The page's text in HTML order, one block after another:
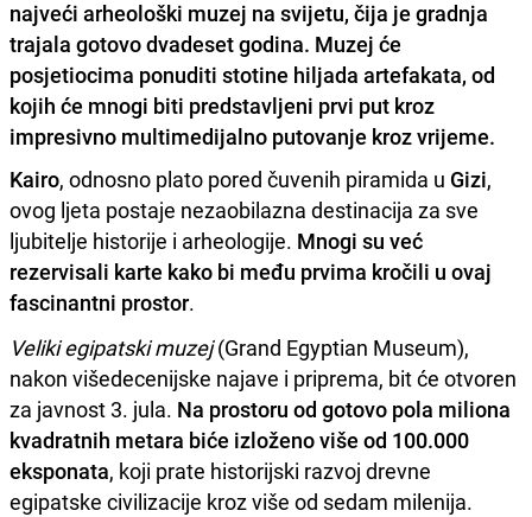
najveći arheološki muzej na svijetu, čija je gradnja
trajala gotovo dvadeset godina. Muzej će
posjetiocima ponuditi stotine hiljada artefakata, od
kojih će mnogi biti predstavljeni prvi put kroz
impresivno multimedijalno putovanje kroz vrijeme.
Kairo, odnosno plato pored čuvenih piramida u Gizi,
ovog ljeta postaje nezaobilazna destinacija za sve
ljubitelje historije i arheologije. Mnogi su već
rezervisali karte kako bi među prvima kročili u ovaj
fascinantni prostor.
Veliki egipatski muzej(Grand Egyptian Museum),
nakon višedecenijske najave i priprema, bit će otvoren
za javnost 3. jula. Na prostoru od gotovo pola miliona
kvadratnih metara biće izloženo više od 100.000
eksponata, koji prate historijski razvoj drevne
egipatske civilizacije kroz više od sedam milenija.